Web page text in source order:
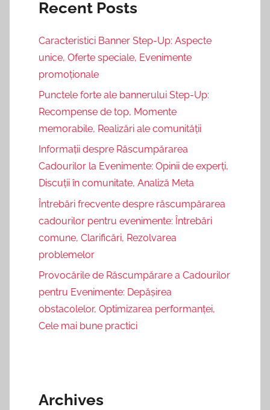
Recent Posts
Caracteristici Banner Step-Up: Aspecte
unice, Oferte speciale, Evenimente
promoționale
Punctele forte ale bannerului Step-Up:
Recompense de top, Momente
memorabile, Realizări ale comunității
Informații despre Răscumpărarea
Cadourilor la Evenimente: Opinii de experți,
Discuții în comunitate, Analiză Meta
Întrebări frecvente despre răscumpărarea
cadourilor pentru evenimente: Întrebări
comune, Clarificări, Rezolvarea
problemelor
Provocările de Răscumpărare a Cadourilor
pentru Evenimente: Depășirea
obstacolelor, Optimizarea performanței,
Cele mai bune practici
Archives